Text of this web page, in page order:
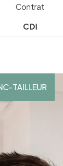
Contrat
CDI
TAILLEUR